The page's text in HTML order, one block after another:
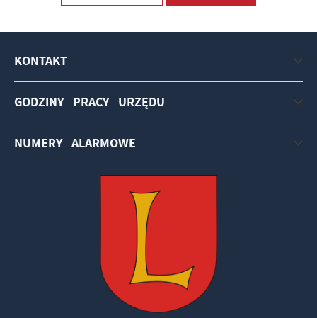
KONTAKT
GODZINY PRACY URZĘDU
NUMERY ALARMOWE